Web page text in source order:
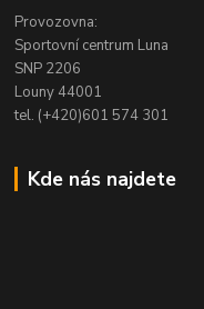
Provozovna:
Sportovní centrum Luna
SNP 2206
Louny 44001
tel. (+420)601 574 301
Kde nás najdete